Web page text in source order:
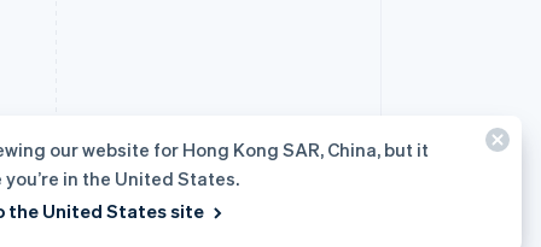
our website for Hong Kong SAR, China, but it
you’re in the United States.
the United States site